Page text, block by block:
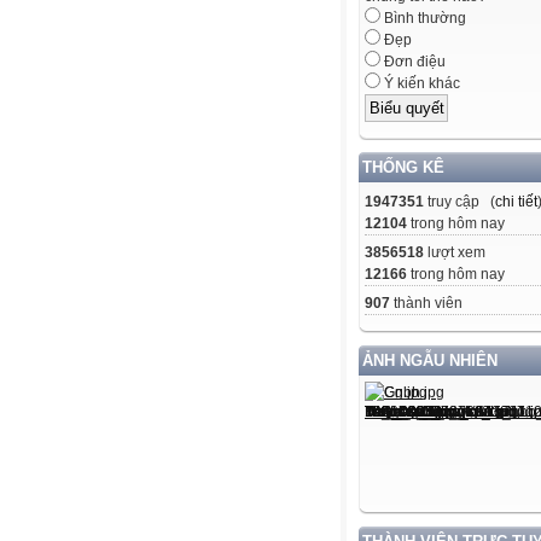
Bình thường
Đẹp
Đơn điệu
Ý kiến khác
THỐNG KÊ
1947351 truy cập (chi tiết)
12104 trong hôm nay
3856518 lượt xem
12166 trong hôm nay
907 thành viên
ẢNH NGẪU NHIÊN